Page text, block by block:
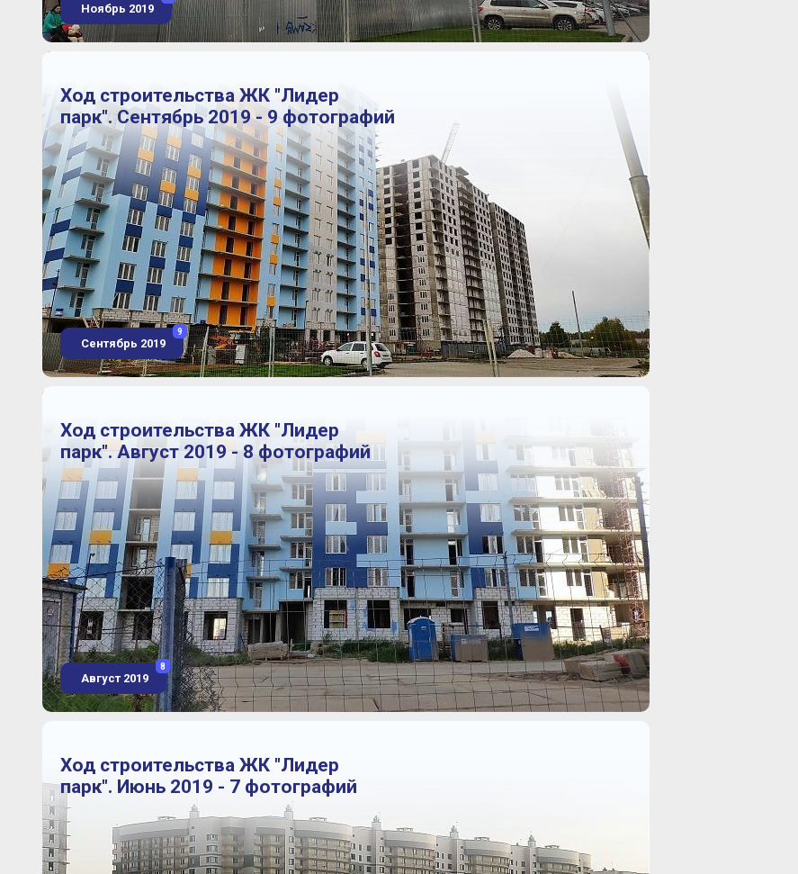
Ноябрь 2019
Ход строительства ЖК "Лидер
парк". Сентябрь 2019 - 9 фотографий
Сентябрь 2019
9
Ход строительства ЖК "Лидер
парк". Август 2019 - 8 фотографий
Август 2019
8
Ход строительства ЖК "Лидер
парк". Июнь 2019 - 7 фотографий